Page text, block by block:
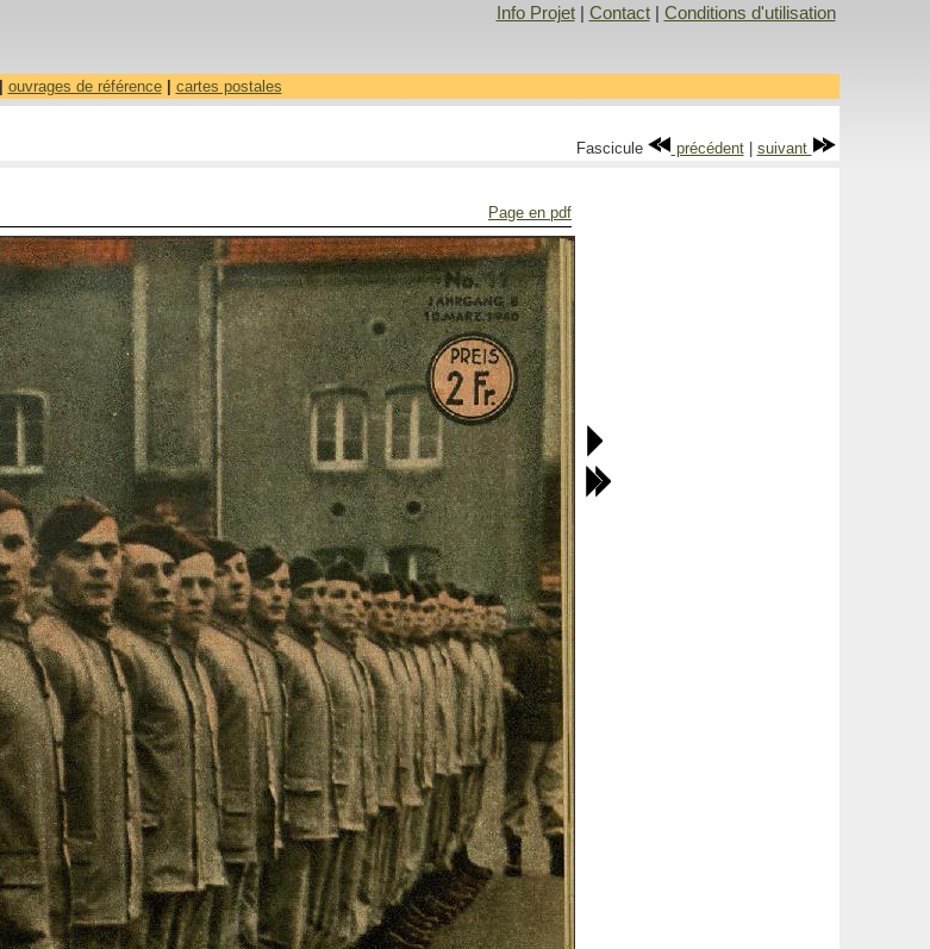
Info Projet| Contact| Conditions d'utilisation
ouvrages de référence| cartes postales
Fascicule précédent| suivant
Page en pdf